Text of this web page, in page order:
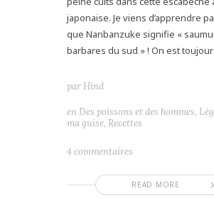
japonaise. Je viens d’apprendre
que Nanbanzuke signifie «
barbares du sud » ! On est
READ MORE
par Hind
en Des poissons et des hommes,
ma guise, Recettes
4 commentaires